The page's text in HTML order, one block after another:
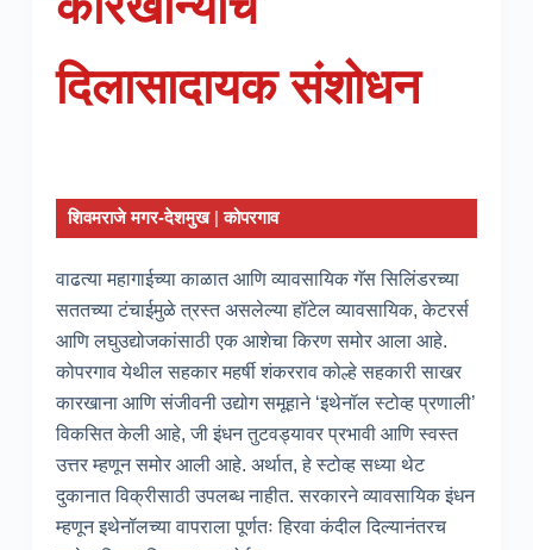
दिलासादायक संशोधन
शिवमराजे मगर-देशमुख|कोपरगाव
वाढत्या महागाईच्या काळात आणि व्यावसायिक गॅस सिलिंडरच्या
सततच्या टंचाईमुळे त्रस्त असलेल्या हॉटेल व्यावसायिक, केटरर्स
आणि लघुउद्योजकांसाठी एक आशेचा किरण समोर आला आहे.
कोपरगाव येथील सहकार महर्षी शंकरराव कोल्हे सहकारी साखर
कारखाना आणि संजीवनी उद्योग समूहाने ‘इथेनॉल स्टोव्ह प्रणाली’
विकसित केली आहे, जी इंधन तुटवड्यावर प्रभावी आणि स्वस्त
उत्तर म्हणून समोर आली आहे. अर्थात, हे स्टोव्ह सध्या थेट
दुकानात विक्रीसाठी उपलब्ध नाहीत. सरकारने व्यावसायिक इंधन
म्हणून इथेनॉलच्या वापराला पूर्णतः हिरवा कंदील दिल्यानंतरच